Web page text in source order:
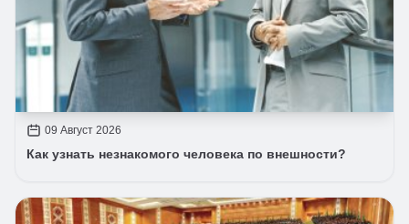
09 Август 2026
Как узнать незнакомого человека по внешности?